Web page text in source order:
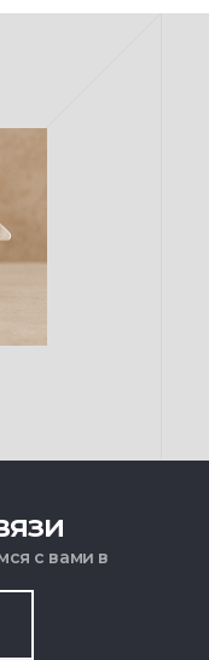
с вами в